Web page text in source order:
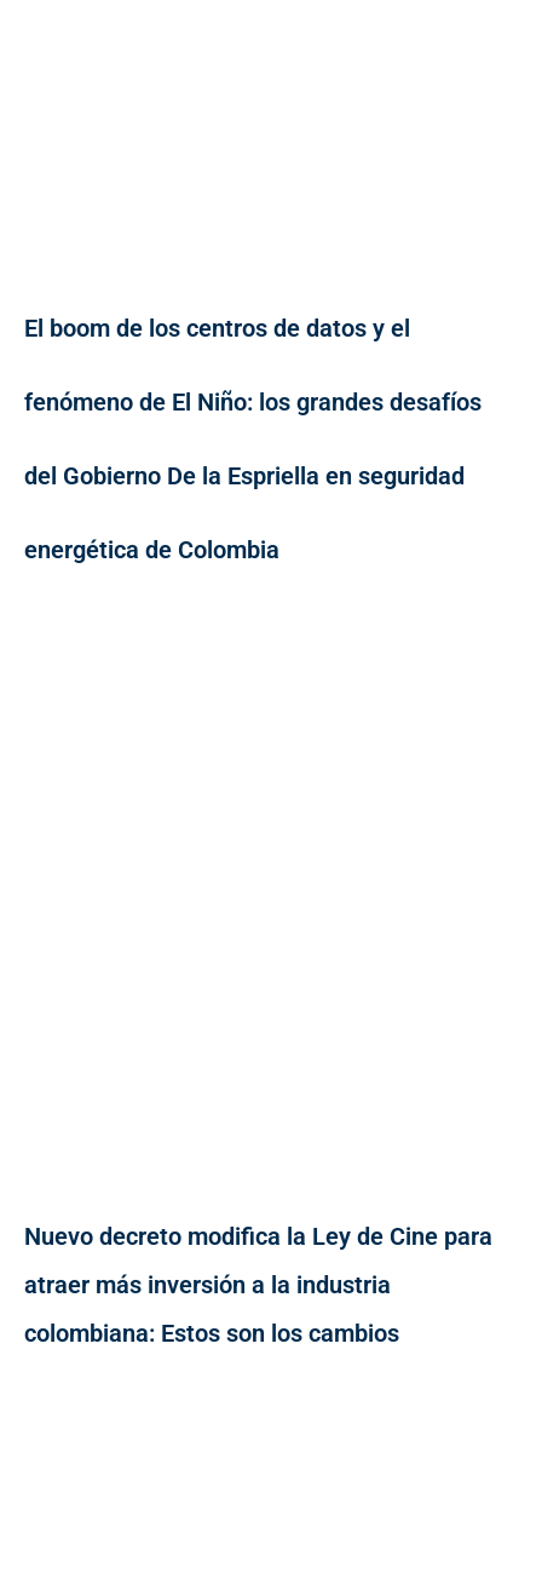
El boom de los centros de datos y el
fenómeno de El Niño: los grandes desafíos
del Gobierno De la Espriella en seguridad
energética de Colombia
Nuevo decreto modifica la Ley de Cine para
atraer más inversión a la industria
colombiana: Estos son los cambios